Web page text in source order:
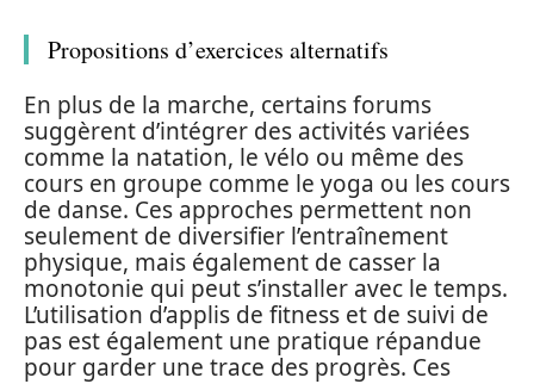
Propositions d’exercices alternatifs
En plus de la marche, certains forums
suggèrent d’intégrer des activités variées
comme la natation, le vélo ou même des
cours en groupe comme le yoga ou les cours
de danse. Ces approches permettent non
seulement de diversifier l’entraînement
physique, mais également de casser la
monotonie qui peut s’installer avec le temps.
L’utilisation d’applis de fitness et de suivi de
pas est également une pratique répandue
pour garder une trace des progrès. Ces